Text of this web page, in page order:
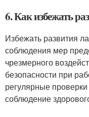
6. Как избежать
Избежать развития
соблюдения мер
чрезмерного
безопасности при
регулярные
соблюдение